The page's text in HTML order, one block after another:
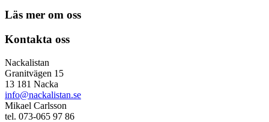
Läs mer om oss
Kontakta oss
Nackalistan
Granitvägen 15
13 181 Nacka
info@nackalistan.se
Mikael Carlsson
tel. 073-065 97 86